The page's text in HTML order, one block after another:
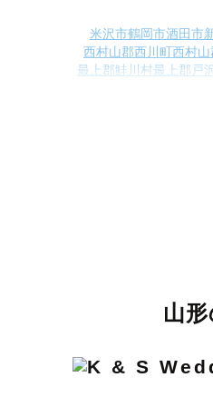
米沢市鶴岡市酒田市
西村山郡西川町西村
最上郡鮭川村最上郡戸
山